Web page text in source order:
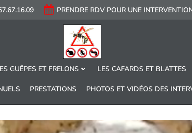
PRENDRE RDV POUR UNE
GUÊPES ET FRELONS LES CAFARDS ET BLATTES
PRESTATIONS PHOTOS ET VIDÉOS DES